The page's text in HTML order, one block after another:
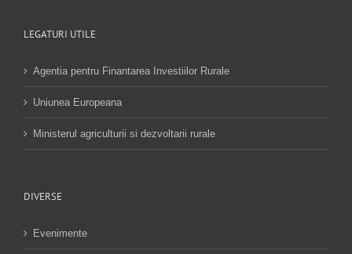
LEGATURI UTILE
Agentia pentru Finantarea Investiilor Rurale
Uniunea Europeana
Ministerul agriculturii si dezvoltarii rurale
DIVERSE
Evenimente